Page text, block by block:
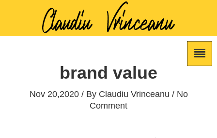
brand value
Nov 20,2020 / By Claudiu Vrinceanu / No
Comment